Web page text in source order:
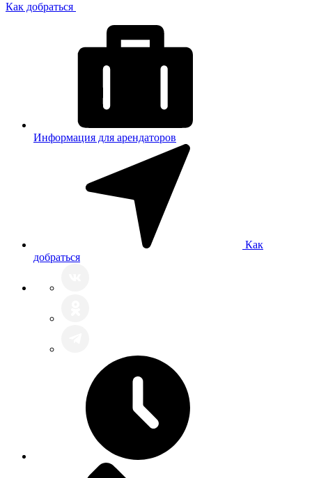
Как добраться
Информация для арендаторов
Как
добраться